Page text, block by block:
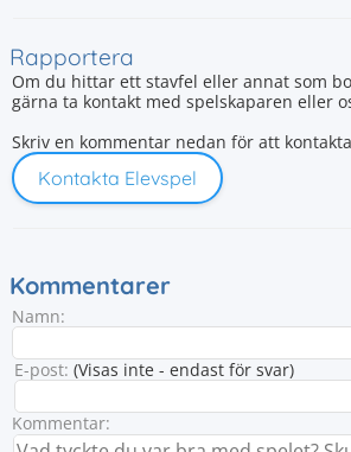
Rapportera
Om du hittar ett stavfel eller annat som
gärna ta kontakt med spelskaparen eller
Skriv en kommentar nedan för att
Kontakta Elevspel
Kommentarer
Namn:
E-post: (Visas inte - endast för svar)
Kommentar: